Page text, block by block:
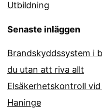
Utbildning
Senaste inläggen
Brandskyddssystem i
du utan att riva allt
Elsäkerhetskontroll
Haninge